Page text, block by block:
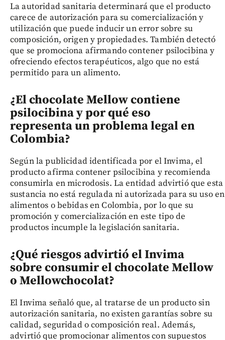
La autoridad sanitaria determinará que el producto
carece de autorización para su comercialización y
utilización que puede inducir un error sobre su
composición, origen y propiedades. También detectó
que se promociona afirmando contener psilocibina y
ofreciendo efectos terapéuticos, algo que no está
permitido para un alimento.
¿El chocolate Mellow contiene
psilocibina y por qué eso
representa un problema legal en
Colombia?
Según la publicidad identificada por el Invima, el
producto afirma contener psilocibina y recomienda
consumirla en microdosis. La entidad advirtió que esta
sustancia no está regulada ni autorizada para su uso en
alimentos o bebidas en Colombia, por lo que su
promoción y comercialización en este tipo de
productos incumple la legislación sanitaria.
¿Qué riesgos advirtió el Invima
sobre consumir el chocolate Mellow
o Mellowchocolat?
El Invima señaló que, al tratarse de un producto sin
autorización sanitaria, no existen garantías sobre su
calidad, seguridad o composición real. Además,
advirtió que promocionar alimentos con supuestos